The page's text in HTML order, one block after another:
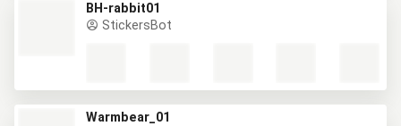
BH-rabbit01
StickersBot
Warmbear_01